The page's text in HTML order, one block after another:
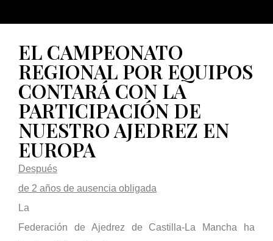
EL CAMPEONATO
REGIONAL POR EQUIPOS
CONTARÁ CON LA
PARTICIPACIÓN DE
NUESTRO AJEDREZ EN
EUROPA
Después
de 2 años de ausencia obligada
La
Federación de Ajedrez de Castilla-La Mancha ha